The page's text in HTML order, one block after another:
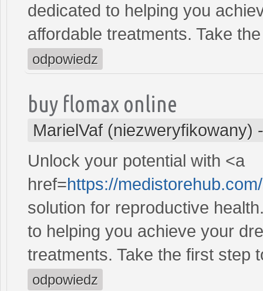
dedicated to helping you
affordable treatments. Take
odpowiedz
buy flomax online
MarielVaf (niezweryfikowany)
Unlock your potential with <a
href=https://
solution for reproductive
to helping you achieve your
treatments. Take the first step
odpowiedz